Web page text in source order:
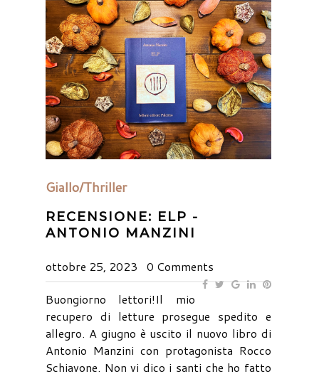
Giallo/Thriller
RECENSIONE: ELP -
ANTONIO MANZINI
ottobre 25, 2023
0 Comments
Buongiorno lettori!Il mio
recupero di letture prosegue spedito e
allegro. A giugno è uscito il nuovo libro di
Antonio Manzini con protagonista Rocco
Schiavone. Non vi dico i santi che ho fatto